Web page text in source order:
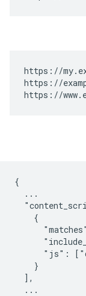
https://
https://
https://
{
  ...
    {
"js":
    }
  ],
  ...